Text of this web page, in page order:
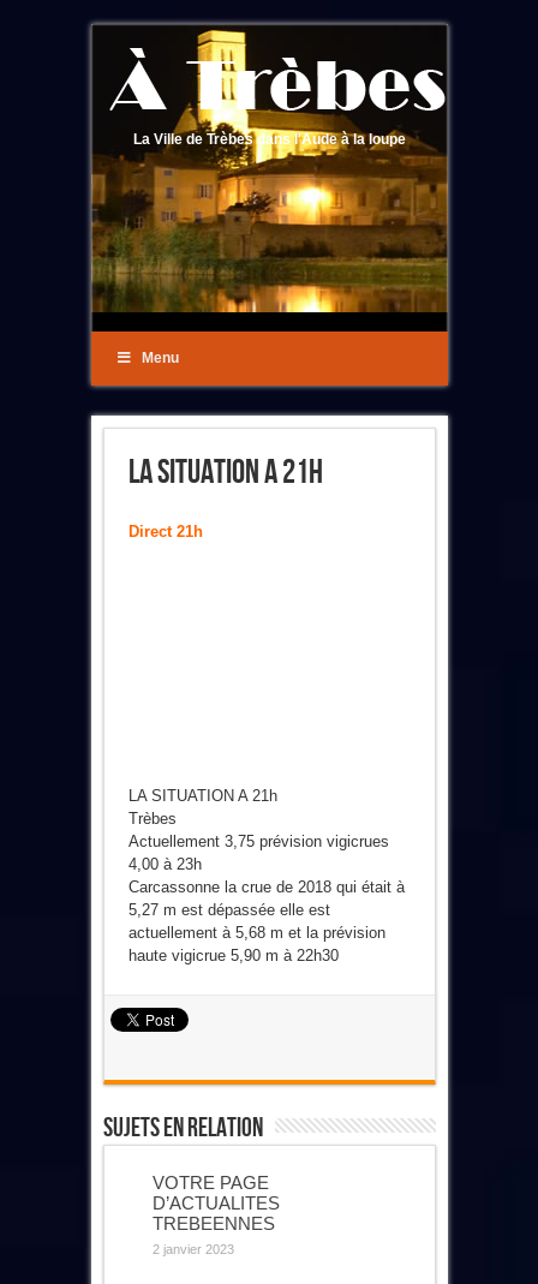
La Ville de Trèbes dans l'Aude à la loupe
Menu
LA SITUATION A 21h
Direct 21h
LA SITUATION A 21h
Trèbes
Actuellement 3,75 prévision vigicrues
4,00 à 23h
Carcassonne la crue de 2018 qui était à
5,27 m est dépassée elle est
actuellement à 5,68 m et la prévision
haute vigicrue 5,90 m à 22h30
Sujets En Relation
VOTRE PAGE
D’ACTUALITES
TREBEENNES
2 janvier 2023